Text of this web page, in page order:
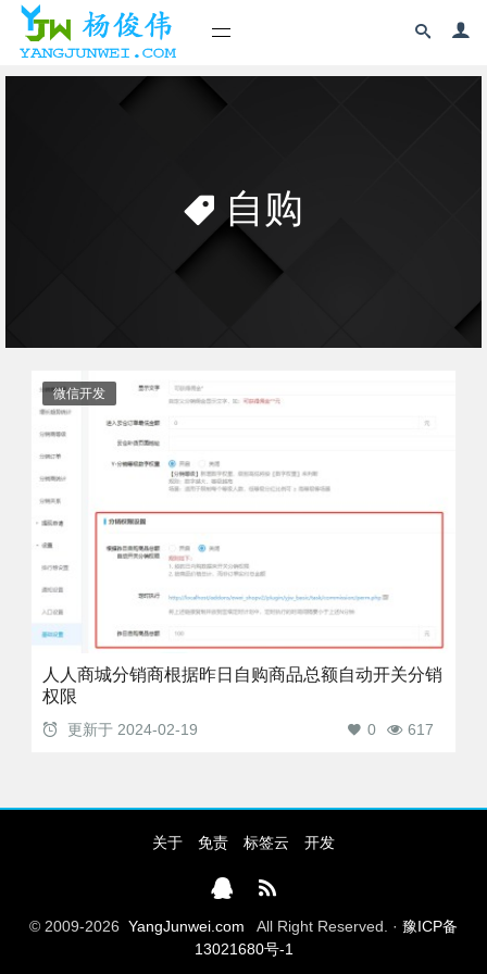
自购
微信开发
人人商城分销商根据昨日自购商品总额自动开关分销
权限
更新于 2024-02-19 617
0
关于 免责 标签云 开发
© 2009-2026 YangJunwei.com All Right Reserved. · 豫ICP备
13021680号-1